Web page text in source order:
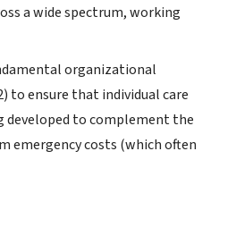
a wide spectrum, working
organizational
to ensure that individual care
developed to complement the
emergency costs (which often